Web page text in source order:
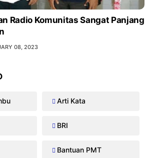
Radio Komunitas Sangat Panjang
08, 2023
Arti Kata
BRI
Bantuan PMT